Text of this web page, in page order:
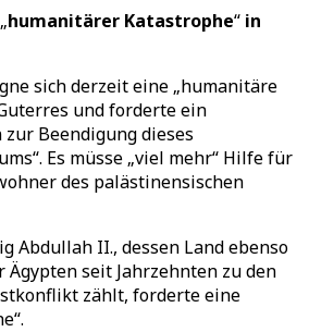
„humanitärer Katastrophe“ in
sich derzeit eine „humanitäre
und forderte ein
Beendigung dieses
Es müsse „viel mehr“ Hilfe für
des palästinensischen
Abdullah II., dessen Land ebenso
Ägypten seit Jahrzehnten zu den
zählt, forderte eine